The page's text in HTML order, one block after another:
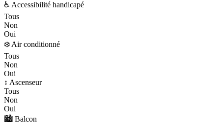
♿ Accessibilité handicapé
Tous
Non
Oui
❄️ Air conditionné
Tous
Non
Oui
↕️ Ascenseur
Tous
Non
Oui
🏙️ Balcon